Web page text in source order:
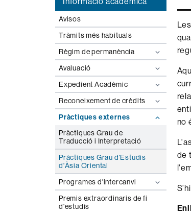
Avisos
Tràmits més habituals
Règim de permanència
Avaluació
Expedient Acadèmic
Reconeixement de crèdits
Pràctiques externes
Pràctiques Grau de
Traducció i Interpretació
Pràctiques Grau d'Estudis
d'Àsia Oriental
Programes d'intercanvi
Premis extraordinaris de fi
d'estudis
no
de